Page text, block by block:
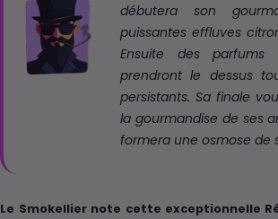
débutera son
puissantes effluves
Ensuite des parfums
prendront le dessus
persistants. Sa finale
la gourmandise de ses
formera une osmose de
Le Smokellier note cette exceptionnelle